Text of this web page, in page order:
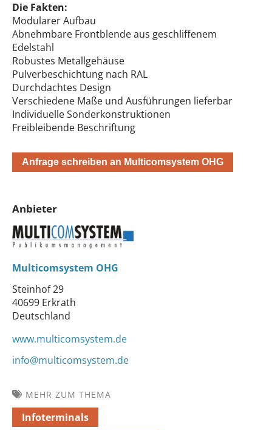
Die Fakten:
Modularer Aufbau
Abnehmbare Frontblende aus geschliffenem
Edelstahl
Robustes Metallgehäuse
Pulverbeschichtung nach RAL
Durchdachtes Design
Verschiedene Maße und Ausführungen lieferbar
Individuelle Sonderkonstruktionen
Freibleibende Beschriftung
Anfrage schreiben an Multicomsystem OHG
Anbieter
Multicomsystem OHG
Steinhof 29
40699 Erkrath
Deutschland
www.multicomsystem.de
info@multicomsystem.de
MEHR ZUM THEMA
Infoterminals